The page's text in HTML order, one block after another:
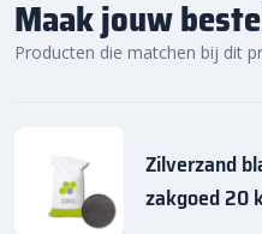
Maak jouw
Producten die matchen bij dit
Zilverzand
zakgoed 20